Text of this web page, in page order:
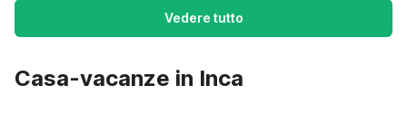
Vedere tutto
Casa-vacanze in Inca